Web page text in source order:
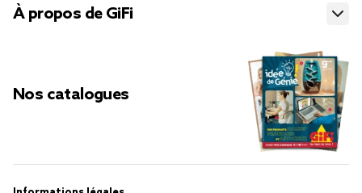
À propos de GiFi
Nos catalogues